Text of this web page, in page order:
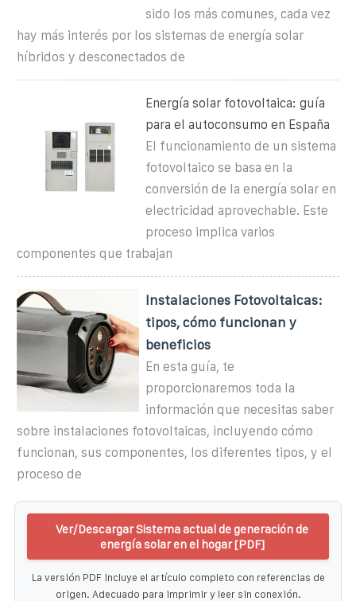
sido los más comunes, cada vez
hay más interés por los sistemas de energía solar
híbridos y desconectados de
Energía solar fotovoltaica: guía
para el autoconsumo en España
El funcionamiento de un sistema
fotovoltaico se basa en la
conversión de la energía solar en
electricidad aprovechable. Este
proceso implica varios
componentes que trabajan
Instalaciones Fotovoltaicas:
tipos, cómo funcionan y
beneficios
En esta guía, te
proporcionaremos toda la
información que necesitas saber
sobre instalaciones fotovoltaicas, incluyendo cómo
funcionan, sus componentes, los diferentes tipos, y el
proceso de
Ver/Descargar Sistema actual de generación de
energía solar en el hogar [PDF]
La versión PDF incluye el artículo completo con referencias de
origen. Adecuado para imprimir y leer sin conexión.